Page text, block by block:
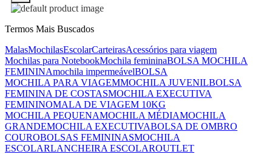
Termos Mais Buscados
MalasMochilasEscolarCarteirasAcessórios para viagem
Mochilas para NotebookMochila femininaBOLSA MOCHILA
FEMININAmochila impermeávelBOLSA
MOCHILA PARA VIAGEMMOCHILA JUVENILBOLSA
FEMININA DE COSTASMOCHILA EXECUTIVA
FEMININOMALA DE VIAGEM 10KG
MOCHILA PEQUENAMOCHILA MÉDIAMOCHILA
GRANDEMOCHILA EXECUTIVABOLSA DE OMBRO
COUROBOLSAS FEMININASMOCHILA
ESCOLARLANCHEIRA ESCOLAROUTLET